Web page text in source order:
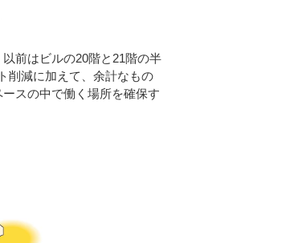
前はビルの20階と21階の半
削減に加えて、余計なもの
スの中で働く場所を確保す